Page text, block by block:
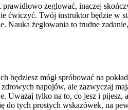
żeglować, inaczej
ćwiczyć. Twój instruktor będzie w
Nauka żeglowania to trudne
będziesz mógł spróbować na
napojów, ale zazwyczaj
Uważaj tylko na to, co jesz i pijesz,
do tych prostych wskazówek, na